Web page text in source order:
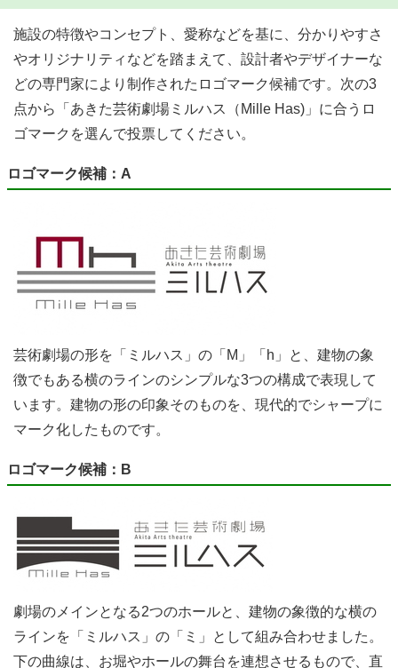
施設の特徴やコンセプト、愛称などを基に、分かりやすさ
やオリジナリティなどを踏まえて、設計者やデザイナーな
どの専門家により制作されたロゴマーク候補です。次の3
点から「あきた芸術劇場ミルハス（Mille Has)」に合うロ
ゴマークを選んで投票してください。
ロゴマーク候補：A
芸術劇場の形を「ミルハス」の「M」「h」と、建物の象
徴でもある横のラインのシンプルな3つの構成で表現して
います。建物の形の印象そのものを、現代的でシャープに
マーク化したものです。
ロゴマーク候補：B
劇場のメインとなる2つのホールと、建物の象徴的な横の
ラインを「ミルハス」の「ミ」として組み合わせました。
下の曲線は、お堀やホールの舞台を連想させるもので、直